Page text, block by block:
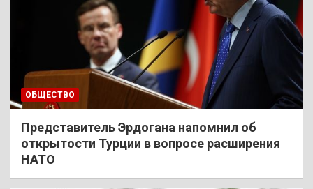
ОБЩЕСТВО
Представитель Эрдогана напомнил об
открытости Турции в вопросе расширения
НАТО